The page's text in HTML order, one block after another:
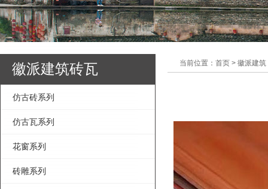
徽派建筑砖瓦
仿古砖系列
仿古瓦系列
花窗系列
砖雕系列
当前位置：首页 > 徽派建筑